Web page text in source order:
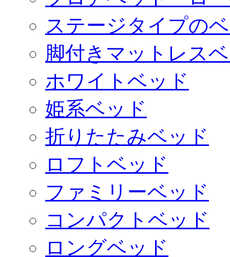
ステージタイプの
脚付きマットレス
ホワイトベッド
姫系ベッド
折りたたみベッド
ロフトベッド
ファミリーベッド
コンパクトベッド
ロングベッド